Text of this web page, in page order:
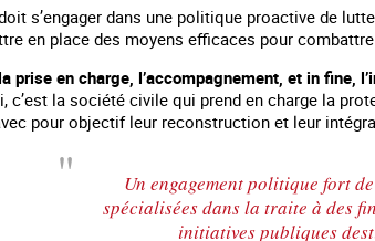
s’engager dans une politique proactive de
en place des moyens efficaces pour
prise en charge, l’accompagnement, et in fine,
c’est la société civile qui prend en charge la
pour objectif leur reconstruction et leur
Un engagement politique fort
spécialisées dans la traite à des
initiatives publiques